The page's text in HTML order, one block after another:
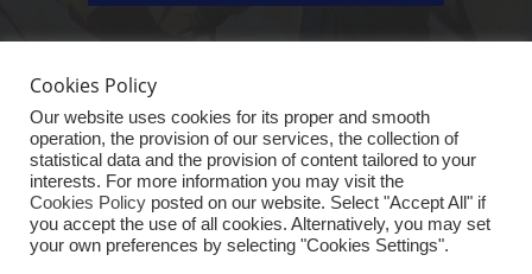
είστε πραγματικά in cynews στην επικαιρότητα.
ΑΡΧΙΚΗ ΕΙΔΗΣΕΙΣ ΚΥΠΡΟΣ ΚΟΣΜΟΣ
ΟΙΚΟΝΟΜΙΑ
Cookies Policy
Our website uses cookies for its proper and smooth
operation, the provision of our services, the collection of
statistical data and the provision of content tailored to your
interests. For more information you may visit the
Cookies Policy posted on our website. Select "Accept All" if
you accept the use of all cookies. Alternatively, you may set
your own preferences by selecting "Cookies Settings".